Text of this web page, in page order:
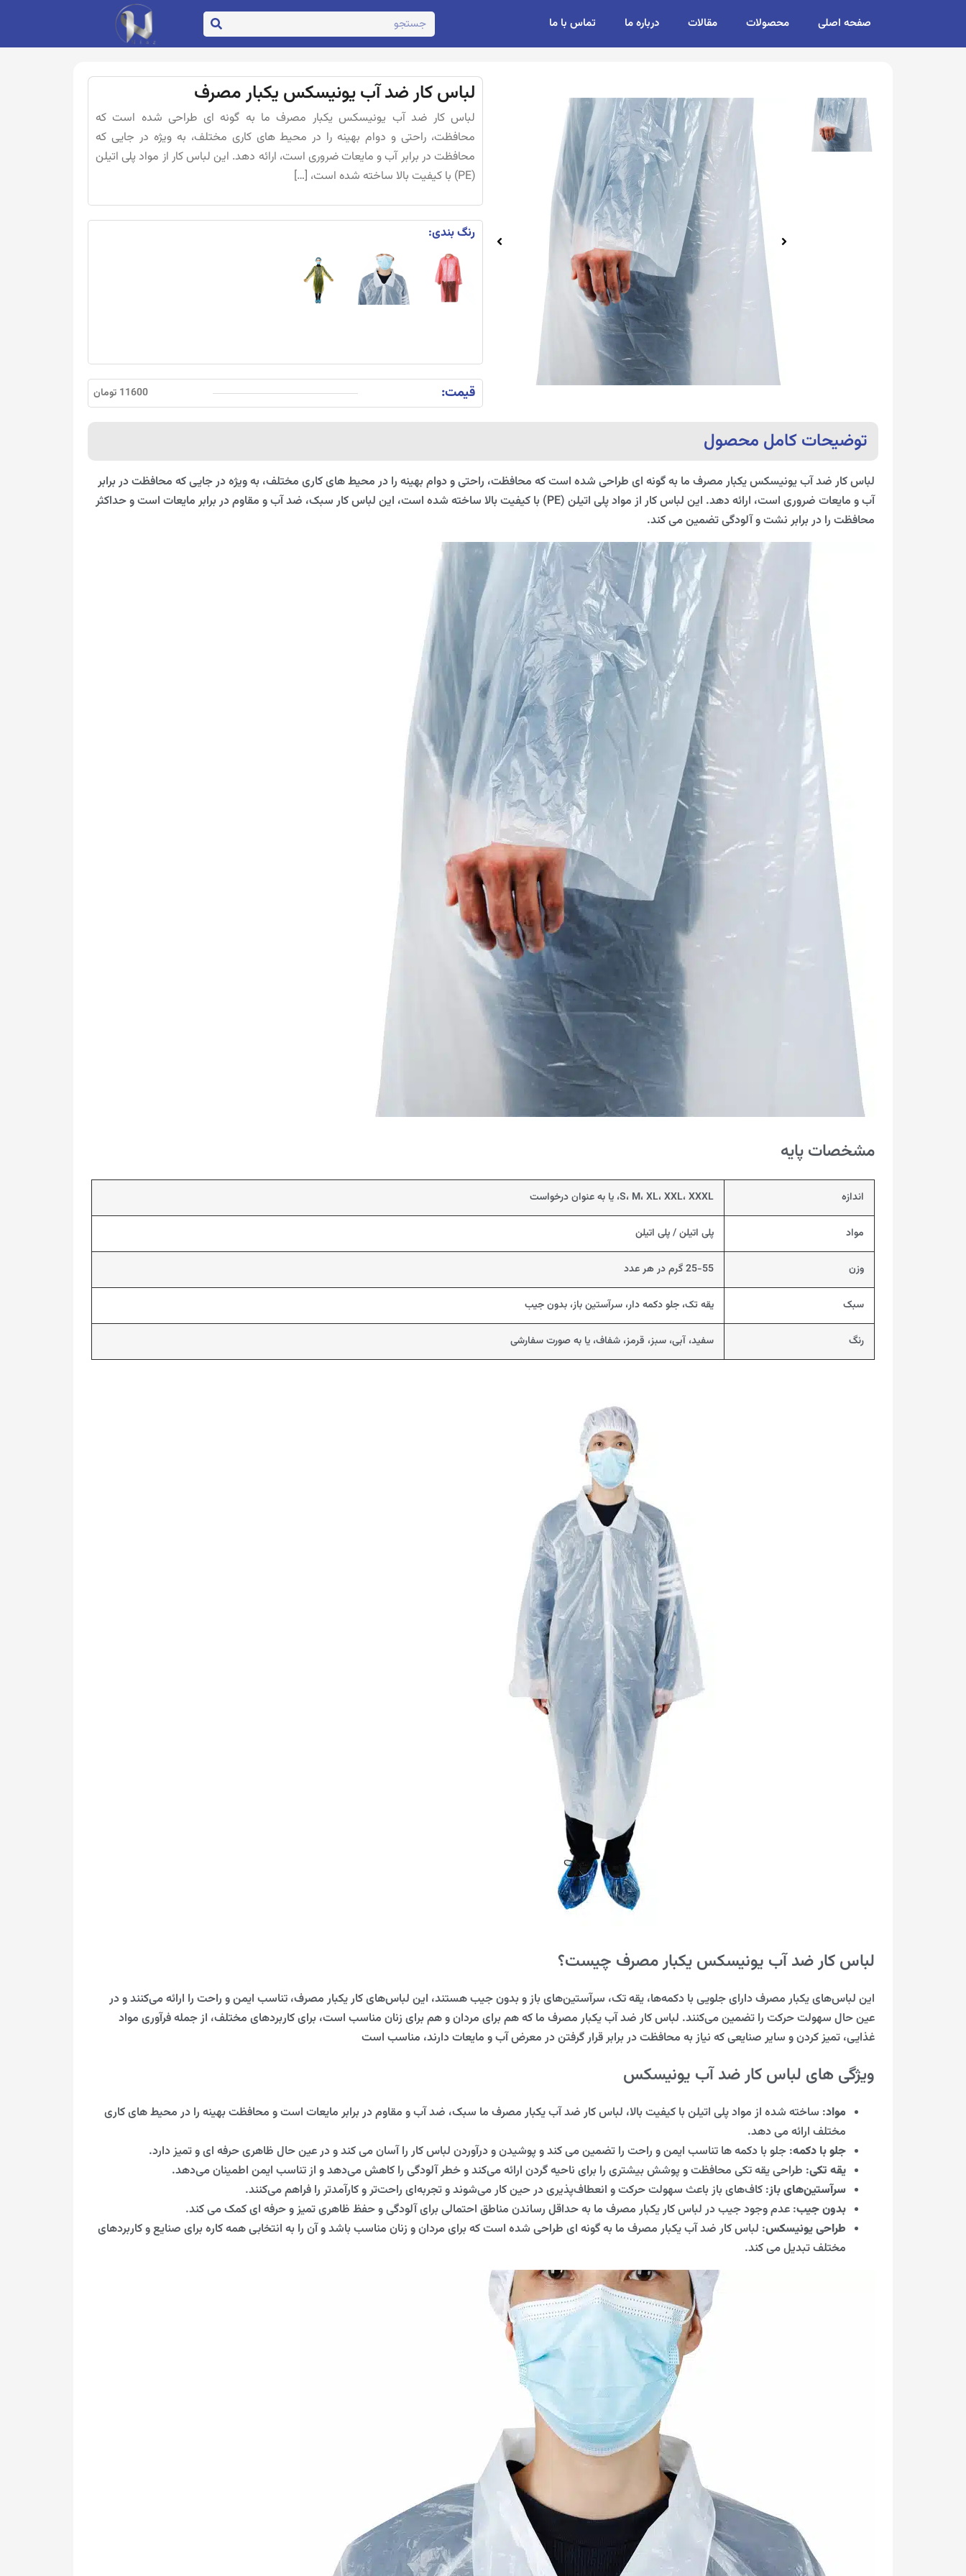
صفحه اصلی محصولات مقالات درباره ما تماس با ما
لباس کار ضد آب یونیسکس یکبار مصرف
لباس کار ضد آب یونیسکس یکبار مصرف ما به گونه ای طراحی شده است که
محافظت، راحتی و دوام بهینه را در محیط های کاری مختلف، به ویژه در جایی که
محافظت در برابر آب و مایعات ضروری است، ارائه دهد. این لباس کار از مواد پلی اتیلن
(PE) با کیفیت بالا ساخته شده است، […]
رنگ بندی:
قیمت: 11600 تومان
توضیحات کامل محصول
لباس کار ضد آب یونیسکس یکبار مصرف ما به گونه ای طراحی شده است که محافظت، راحتی و دوام بهینه را در محیط های کاری مختلف، به ویژه در جایی که محافظت در برابر
آب و مایعات ضروری است، ارائه دهد. این لباس کار از مواد پلی اتیلن (PE) با کیفیت بالا ساخته شده است، این لباس کار سبک، ضد آب و مقاوم در برابر مایعات است و حداکثر
محافظت را در برابر نشت و آلودگی تضمین می کند.
مشخصات پایه
اندازه S، M، XL، XXL، XXXL، یا به عنوان درخواست
مواد پلی اتیلن / پلی اتیلن
وزن 25-55 گرم در هر عدد
سبک یقه تک، جلو دکمه دار، سرآستین باز، بدون جیب
رنگ سفید، آبی، سبز، قرمز، شفاف، یا به صورت سفارشی
لباس کار ضد آب یونیسکس یکبار مصرف چیست؟
این لباس‌های یکبار مصرف دارای جلویی با دکمه‌ها، یقه تک، سرآستین‌های باز و بدون جیب هستند، این لباس‌های کار یکبار مصرف، تناسب ایمن و راحت را ارائه می‌کنند و در
عین حال سهولت حرکت را تضمین می‌کنند. لباس کار ضد آب یکبار مصرف ما که هم برای مردان و هم برای زنان مناسب است، برای کاربردهای مختلف، از جمله فرآوری مواد
غذایی، تمیز کردن و سایر صنایعی که نیاز به محافظت در برابر قرار گرفتن در معرض آب و مایعات دارند، مناسب است
ویژگی های لباس کار ضد آب یونیسکس
مواد: ساخته شده از مواد پلی اتیلن با کیفیت بالا، لباس کار ضد آب یکبار مصرف ما سبک، ضد آب و مقاوم در برابر مایعات است و محافظت بهینه را در محیط های کاری
مختلف ارائه می دهد.
جلو با دکمه: جلو با دکمه ها تناسب ایمن و راحت را تضمین می کند و پوشیدن و درآوردن لباس کار را آسان می کند و در عین حال ظاهری حرفه ای و تمیز دارد.
یقه تکی: طراحی یقه تکی محافظت و پوشش بیشتری را برای ناحیه گردن ارائه می‌کند و خطر آلودگی را کاهش می‌دهد و از تناسب ایمن اطمینان می‌دهد.
سرآستین‌های باز: کاف‌های باز باعث سهولت حرکت و انعطاف‌پذیری در حین کار می‌شوند و تجربه‌ای راحت‌تر و کارآمدتر را فراهم می‌کنند.
بدون جیب: عدم وجود جیب در لباس کار یکبار مصرف ما به حداقل رساندن مناطق احتمالی برای آلودگی و حفظ ظاهری تمیز و حرفه ای کمک می کند.
طراحی یونیسکس: لباس کار ضد آب یکبار مصرف ما به گونه ای طراحی شده است که برای مردان و زنان مناسب باشد و آن را به انتخابی همه کاره برای صنایع و کاربردهای
مختلف تبدیل می کند.